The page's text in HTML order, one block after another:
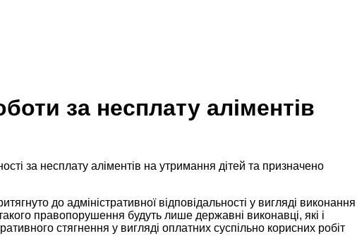
за несплату аліментів
за несплату аліментів на утримання дітей та призначено
до адміністративної відповідальності у вигляді виконання
правопорушення будуть лише державні виконавці, які і
стягнення у вигляді оплатних суспільно корисних робіт